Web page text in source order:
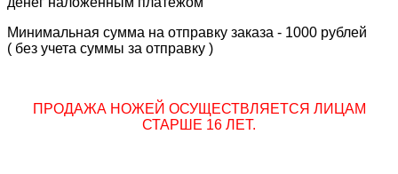
Минимальная сумма на отправку заказа - 1000 рублей
( без учета суммы за отправку )
ПРОДАЖА НОЖЕЙ ОСУЩЕСТВЛЯЕТСЯ ЛИЦАМ
СТАРШЕ 16 ЛЕТ.